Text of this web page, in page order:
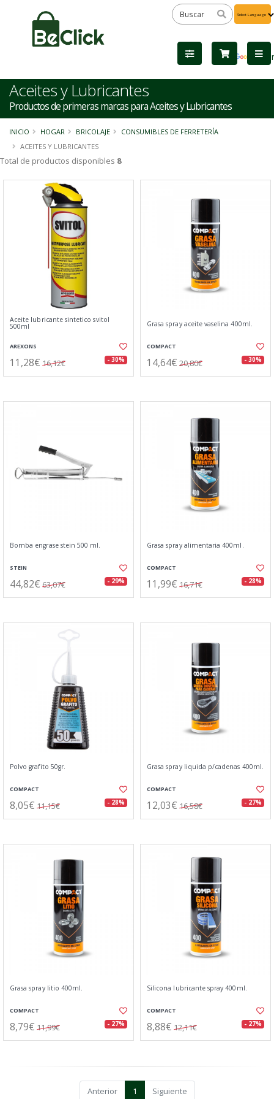
by
Aceites y Lubricantes
Productos de primeras marcas para Aceites y Lubricantes
INICIO HOGAR BRICOLAJE
CONSUMIBLES DE FERRETERÍA
ACEITES Y LUBRICANTES
Total de productos disponibles 8
Aceite lubricante sintetico svitol
500ml
AREXONS
11,28€ 16,12€ - 30%
Grasa spray aceite vaselina 400ml.
COMPACT
14,64€ 20,80€ - 30%
Bomba engrase stein 500 ml.
STEIN
44,82€ 63,07€ - 29%
Grasa spray alimentaria 400ml.
COMPACT
11,99€ 16,71€ - 28%
Polvo grafito 50gr.
COMPACT
8,05€ 11,15€ - 28%
Grasa spray liquida p/cadenas 400ml.
COMPACT
12,03€ 16,58€ - 27%
Grasa spray litio 400ml.
COMPACT
8,79€ 11,99€ - 27%
Silicona lubricante spray 400ml.
COMPACT
8,88€ 12,11€ - 27%
Anterior 1 Siguiente